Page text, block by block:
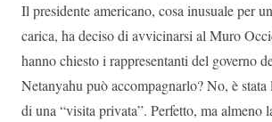
Il presidente americano, cosa inusuale per
carica, ha deciso di avvicinarsi al Muro
hanno chiesto i rappresentanti del governo
Netanyahu può accompagnarlo? No, è stata
di una “visita privata”. Perfetto, ma almeno